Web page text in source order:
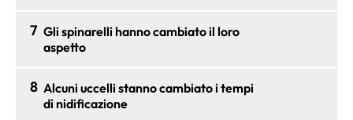
7 Gli spinarelli hanno cambiato il loro
aspetto
8 Alcuni uccelli stanno cambiato i tempi
di nidificazione